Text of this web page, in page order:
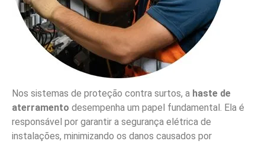
Nos sistemas de proteção contra surtos, a haste de
aterramento desempenha um papel fundamental. Ela é
responsável por garantir a segurança elétrica de
instalações, minimizando os danos causados por